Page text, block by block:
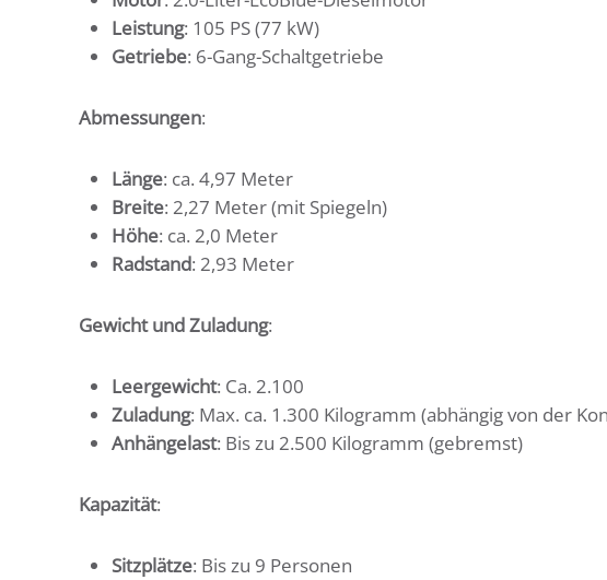
Leistung: 105 PS (77 kW)
Getriebe: 6-Gang-Schaltgetriebe
Abmessungen:
Länge: ca. 4,97 Meter
Breite: 2,27 Meter (mit Spiegeln)
Höhe: ca. 2,0 Meter
Radstand: 2,93 Meter
Gewicht und Zuladung:
Leergewicht: Ca. 2.100
Zuladung: Max. ca. 1.300 Kilogramm (abhängig von der
Anhängelast: Bis zu 2.500 Kilogramm (gebremst)
Kapazität:
Sitzplätze: Bis zu 9 Personen